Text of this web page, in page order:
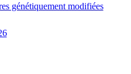
génétiquement modifiées